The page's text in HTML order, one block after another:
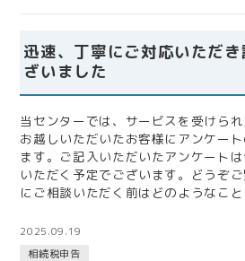
迅速、丁寧にご対応いただ
ざいました
当センターでは、サービスを受けら
お越しいただいたお客様にアンケー
ます。ご記入いただいたアンケート
いただく予定でございます。どうぞ
にご相談いただく前はどのようなこと
かせください。 相続税、費用 当事務
とで不安は解消されましたか? 当事務所にご依頼いただいて
2025.09.19
相続税申告